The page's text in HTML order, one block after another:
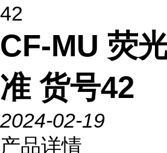
42
CF-MU 荧
准 货号42
2024-02-19
产品详情